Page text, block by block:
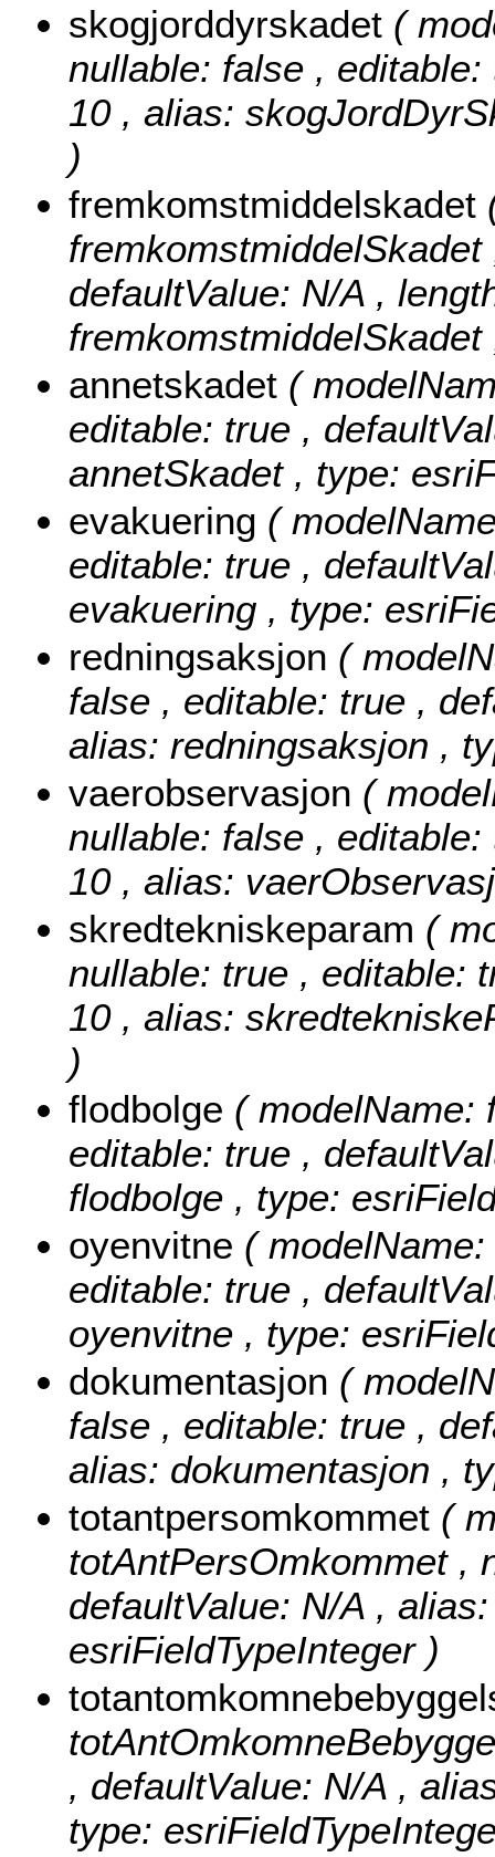
skogjorddyrskadet (
nullable: false ,
10 , alias:
)
fremkomstmiddelskadet
defaultValue: N/A ,
annetskadet (
editable: true ,
annetSkadet , type:
evakuering (
editable: true ,
evakuering , type:
redningsaksjon (
false , editable: true ,
alias: redningsaksjon ,
vaerobservasjon (
nullable: false ,
10 , alias:
skredtekniskeparam (
nullable: true , editable:
10 , alias:
)
flodbolge ( modelName:
editable: true ,
flodbolge , type:
oyenvitne (
editable: true ,
oyenvitne , type:
dokumentasjon (
false , editable: true ,
alias: dokumentasjon ,
totantpersomkommet (
totAntPersOmkommet ,
defaultValue: N/A ,
esriFieldTypeInteger )
, defaultValue: N/A ,
type: